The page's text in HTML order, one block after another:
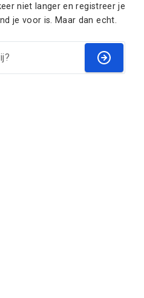
niet langer en registreer je
je voor is. Maar dan echt.